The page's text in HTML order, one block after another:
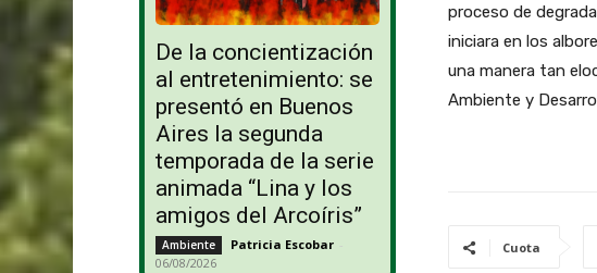
De la concientización
al entretenimiento: se
presentó en Buenos
Aires la segunda
temporada de la serie
animada “Lina y los
amigos del Arcoíris”
Ambiente Patricia Escobar -
06/08/2026
proceso de
iniciara en los
una manera tan
Ambiente y
Cuota